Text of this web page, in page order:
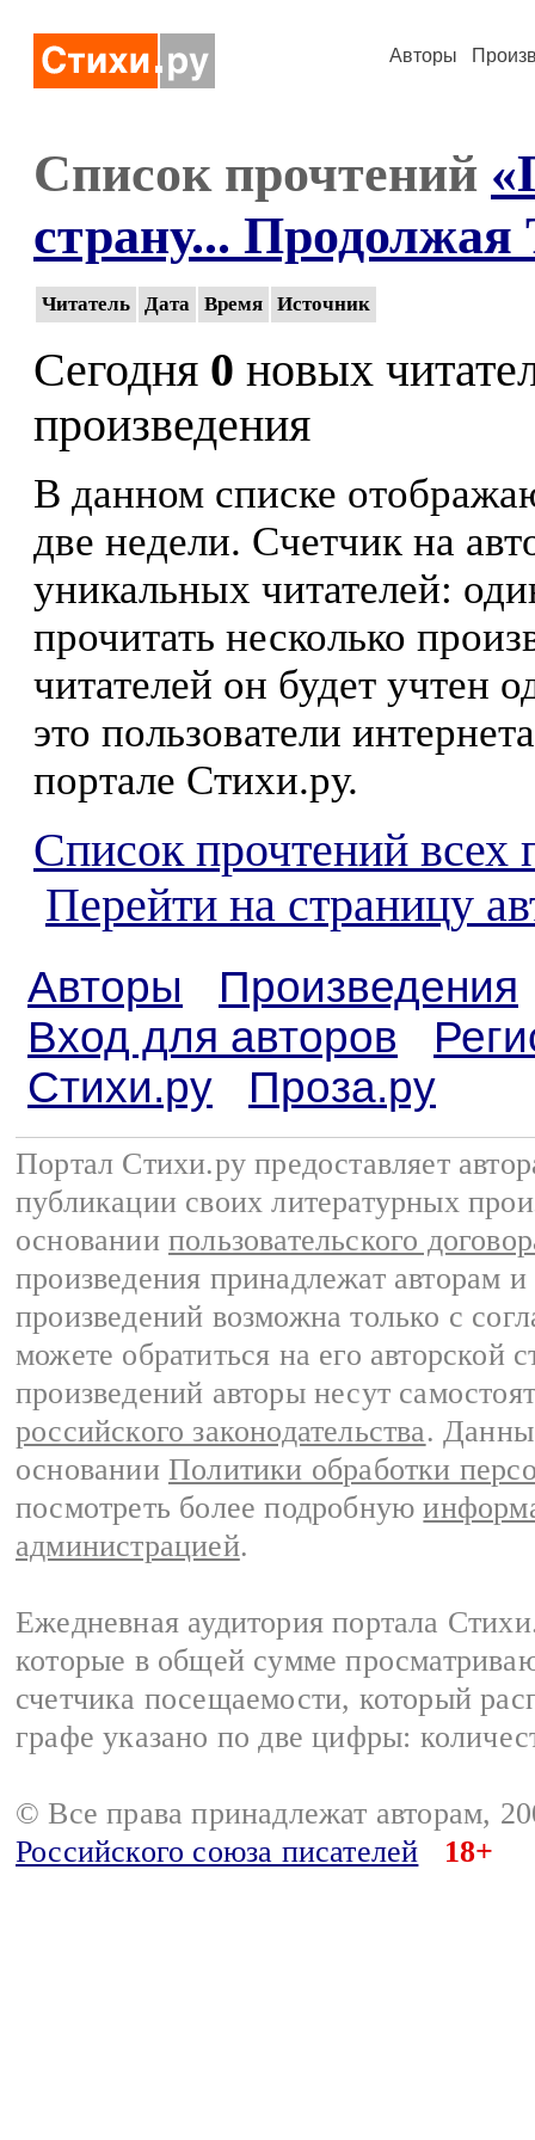
Авторы
Список прочтений
страну... Продолжая
Читатель Дата Время Источник
Сегодня 0 новых
произведения
В данном списке
две недели. Счетчик на
уникальных читателей:
прочитать несколько
читателей он будет учтен
это пользователи
портале Стихи.ру.
Список прочтений всех
Перейти на страницу
Авторы
Произведения
Вход для авторов
Стихи.ру
Проза.ру
Портал Стихи.ру предоставляет
публикации своих литературных
основании пользовательского
произведения принадлежат авторам
произведений возможна только с
можете обратиться на его авторской
произведений авторы несут
российского законодательства.
основании Политики обработки
посмотреть более подробную
администрацией.
Ежедневная аудитория портала
которые в общей сумме
счетчика посещаемости, который
графе указано по две цифры:
© Все права принадлежат авторам,
Российского союза писателей
18+